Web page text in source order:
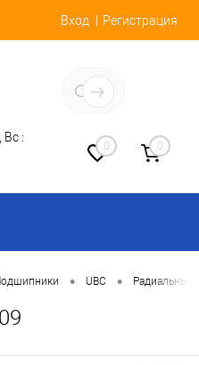
Вход Регистрация
Вс :
0 0
• UBC • Радиальные